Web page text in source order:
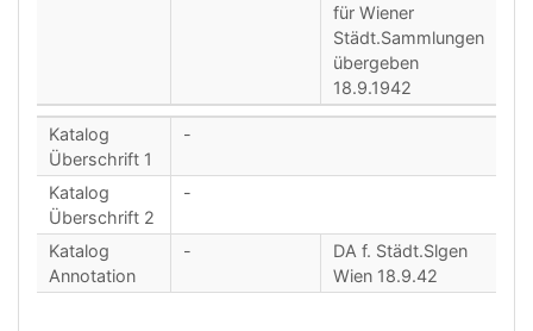
für Wiener
Städt.Sammlungen
übergeben
18.9.1942
Katalog
Überschrift 1
-
Katalog
Überschrift 2
-
Katalog
Annotation
-
DA f. Städt.Slgen
Wien 18.9.42